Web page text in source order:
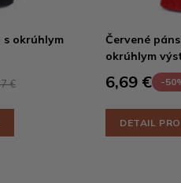
s okrúhlym
€
Červené
okrúhlym
6,69 € -
DETAIL